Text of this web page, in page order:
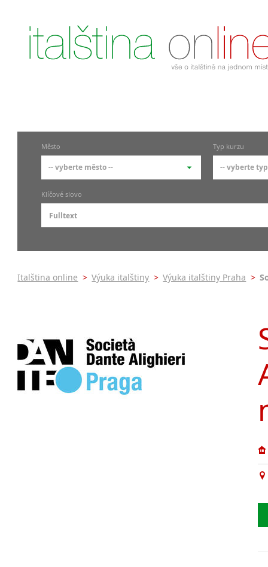
Město
-- vyberte město --
-- vyberte město --
Praha 4
Praha 7
Brno
Plzeň
malá města podle abecedy
Most
Typ kurzu
-- vyberte
Výuka
Klíčové slovo
Italština online > Výuka italštiny > Výuka italštiny Praha >